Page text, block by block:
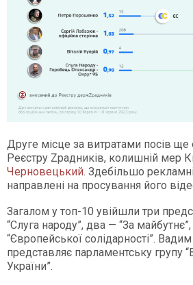
Друге місце за витратами посів ще
Реєстру Zрадників, колишній мер
Черновецький. Здебільшо
направлені на просування його
Загалом у топ-10 увійшли три
“Слуга народу”, два — “За
“Європейської солідарності”.
представляє парламентську групу
України”.